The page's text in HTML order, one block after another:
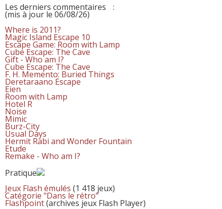
Les derniers commentaires
:
(mis à jour le 06/08/26)
Where is 2011?
Magic Island Escape 10
Escape Game: Room with Lamp
Cube Escape: The Cave
Gift - Who am I?
Cube Escape: The Cave
F. H. Memento: Buried Things
Deretaraano Escape
Eien
Room with Lamp
Hotel R
Noise
Mimic
Burz-City
Usual Days
Hermit Rabi and Wonder Fountain
Etude
Remake - Who am I?
Pratique
Jeux Flash émulés (1 418 jeux)
Catégorie "Dans le rétro"
Flashpoint(archives jeux Flash Player)